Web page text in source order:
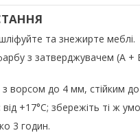
та знежирте меблі.
з затверджувачем (А
ворсом до 4 мм, стійким до
від +17°C; збережіть ті ж
3 годин.